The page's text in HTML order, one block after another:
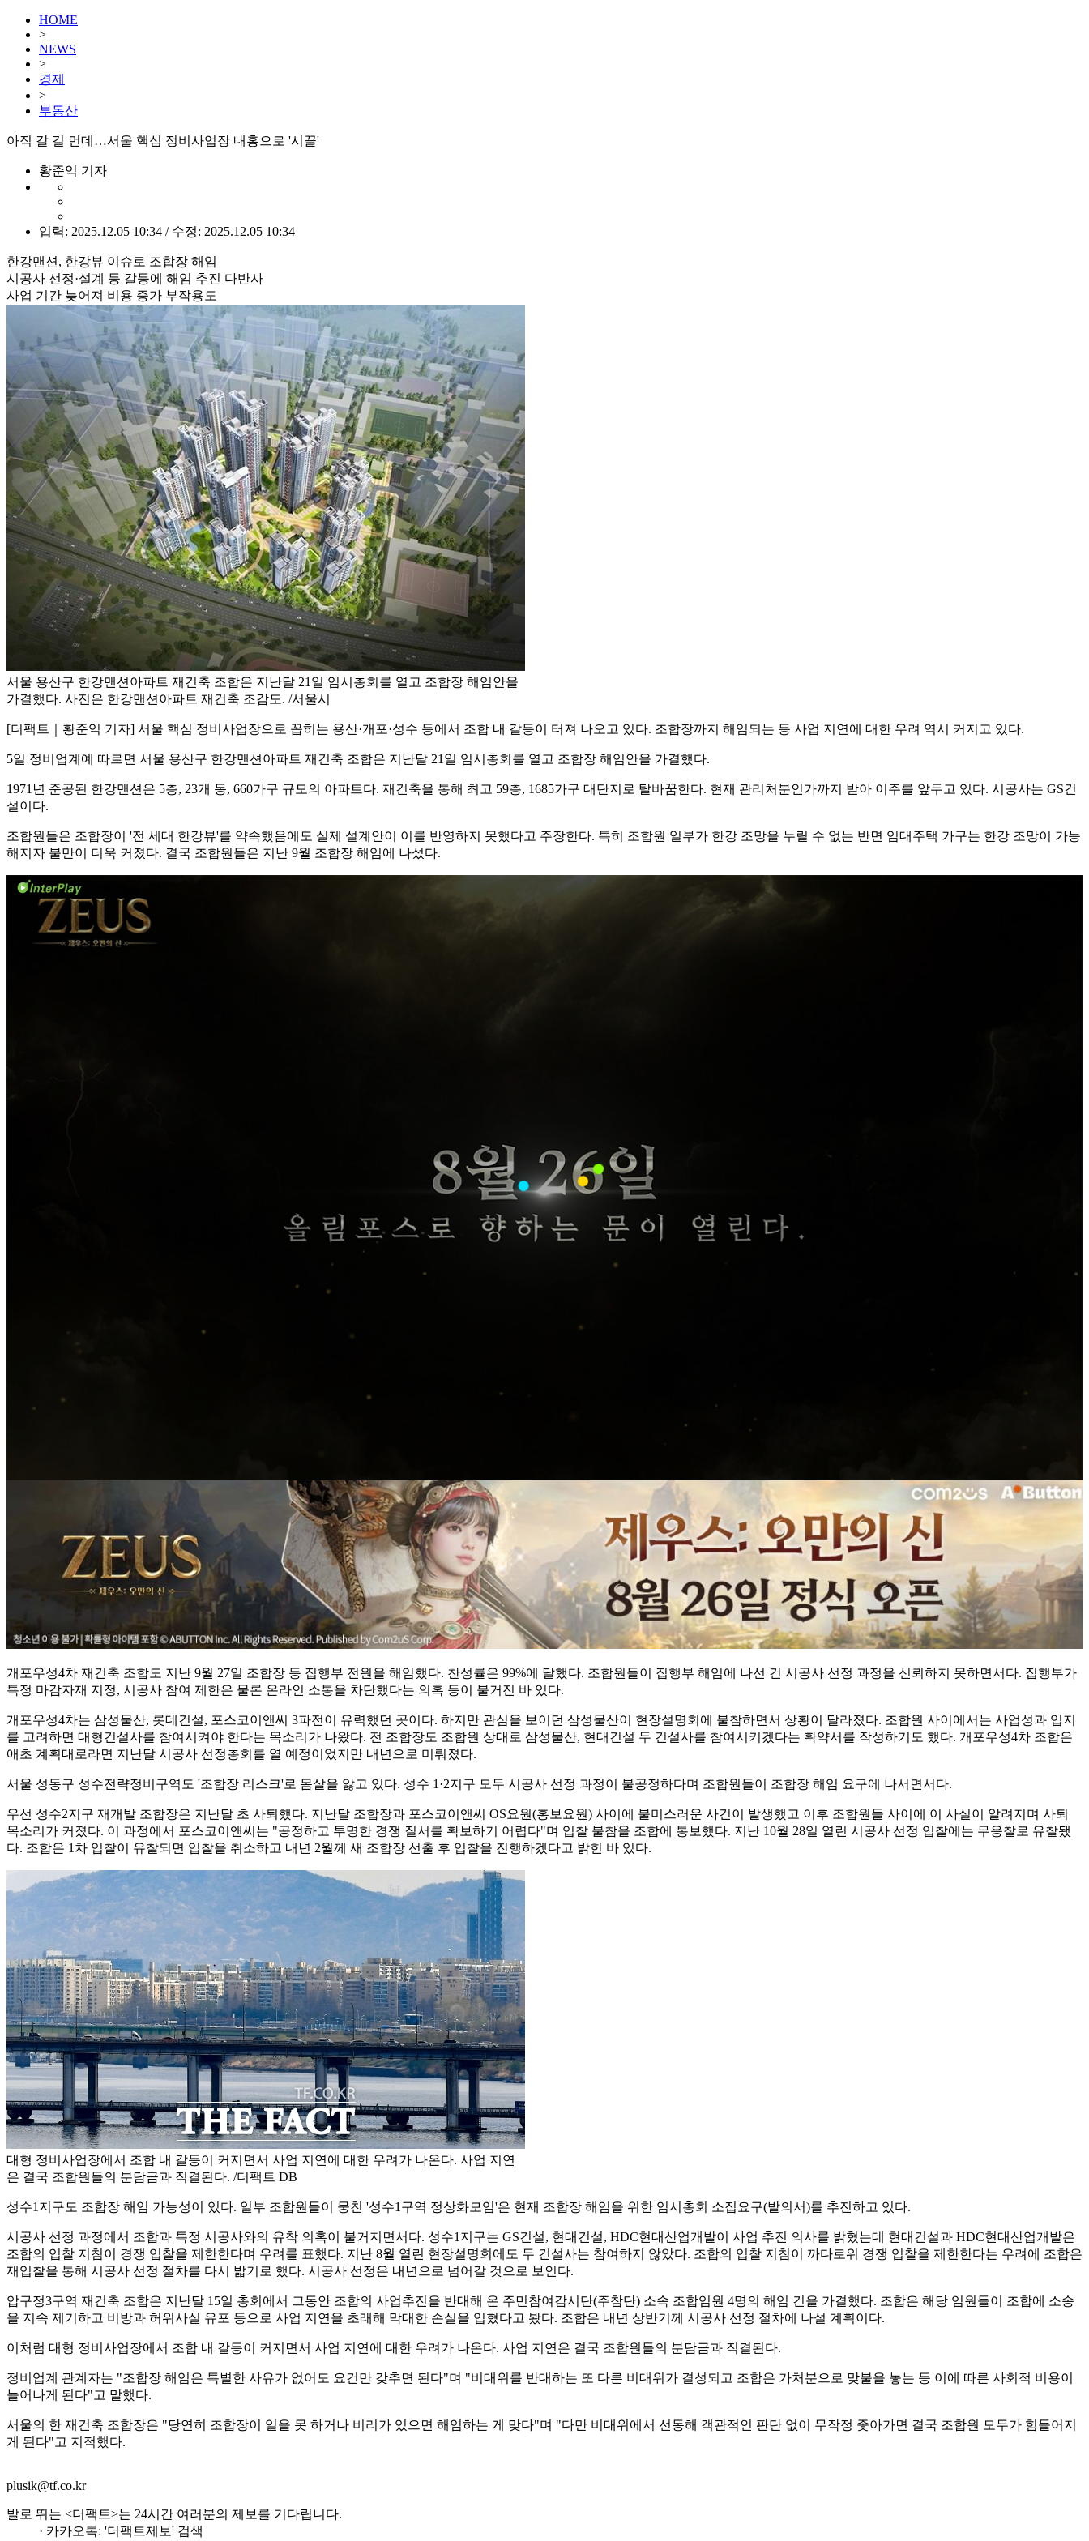
HOME
>
NEWS
>
경제
>
부동산
아직 갈 길 먼데…서울 핵심 정비사업장 내홍으로 '시끌'
황준익 기자
입력: 2025.12.05 10:34 / 수정: 2025.12.05 10:34
한강맨션, 한강뷰 이슈로 조합장 해임
시공사 선정·설계 등 갈등에 해임 추진 다반사
사업 기간 늦어져 비용 증가 부작용도
서울 용산구 한강맨션아파트 재건축 조합은 지난달 21일 임시총회를 열고 조합장 해임안을
가결했다. 사진은 한강맨션아파트 재건축 조감도. /서울시
[더팩트｜황준익 기자] 서울 핵심 정비사업장으로 꼽히는 용산·개포·성수 등에서 조합 내 갈등이 터져 나오고 있다. 조합장까지 해임되는 등 사업 지연에 대한 우려 역시 커지고 있다.
5일 정비업계예 따르면 서울 용산구 한강맨션아파트 재건축 조합은 지난달 21일 임시총회를 열고 조합장 해임안을 가결했다.
1971년 준공된 한강맨션은 5층, 23개 동, 660가구 규모의 아파트다. 재건축을 통해 최고 59층, 1685가구 대단지로 탈바꿈한다. 현재 관리처분인가까지 받아 이주를 앞두고 있다. 시공사는 GS건
설이다.
조합원들은 조합장이 '전 세대 한강뷰'를 약속했음에도 실제 설계안이 이를 반영하지 못했다고 주장한다. 특히 조합원 일부가 한강 조망을 누릴 수 없는 반면 임대주택 가구는 한강 조망이 가능
해지자 불만이 더욱 커졌다. 결국 조합원들은 지난 9월 조합장 해임에 나섰다.
개포우성4차 재건축 조합도 지난 9월 27일 조합장 등 집행부 전원을 해임했다. 찬성률은 99%에 달했다. 조합원들이 집행부 해임에 나선 건 시공사 선정 과정을 신뢰하지 못하면서다. 집행부가
특정 마감자재 지정, 시공사 참여 제한은 물론 온라인 소통을 차단했다는 의혹 등이 불거진 바 있다.
개포우성4차는 삼성물산, 롯데건설, 포스코이앤씨 3파전이 유력했던 곳이다. 하지만 관심을 보이던 삼성물산이 현장설명회에 불참하면서 상황이 달라졌다. 조합원 사이에서는 사업성과 입지
를 고려하면 대형건설사를 참여시켜야 한다는 목소리가 나왔다. 전 조합장도 조합원 상대로 삼성물산, 현대건설 두 건설사를 참여시키겠다는 확약서를 작성하기도 했다. 개포우성4차 조합은
애초 계획대로라면 지난달 시공사 선정총회를 열 예정이었지만 내년으로 미뤄졌다.
서울 성동구 성수전략정비구역도 '조합장 리스크'로 몸살을 앓고 있다. 성수 1·2지구 모두 시공사 선정 과정이 불공정하다며 조합원들이 조합장 해임 요구에 나서면서다.
우선 성수2지구 재개발 조합장은 지난달 초 사퇴했다. 지난달 조합장과 포스코이앤씨 OS요원(홍보요원) 사이에 불미스러운 사건이 발생했고 이후 조합원들 사이에 이 사실이 알려지며 사퇴
목소리가 커졌다. 이 과정에서 포스코이앤씨는 "공정하고 투명한 경쟁 질서를 확보하기 어렵다"며 입찰 불참을 조합에 통보했다. 지난 10월 28일 열린 시공사 선정 입찰에는 무응찰로 유찰됐
다. 조합은 1차 입찰이 유찰되면 입찰을 취소하고 내년 2월께 새 조합장 선출 후 입찰을 진행하겠다고 밝힌 바 있다.
대형 정비사업장에서 조합 내 갈등이 커지면서 사업 지연에 대한 우려가 나온다. 사업 지연
은 결국 조합원들의 분담금과 직결된다. /더팩트 DB
성수1지구도 조합장 해임 가능성이 있다. 일부 조합원들이 뭉친 '성수1구역 정상화모임'은 현재 조합장 해임을 위한 임시총회 소집요구(발의서)를 추진하고 있다.
시공사 선정 과정에서 조합과 특정 시공사와의 유착 의혹이 불거지면서다. 성수1지구는 GS건설, 현대건설, HDC현대산업개발이 사업 추진 의사를 밝혔는데 현대건설과 HDC현대산업개발은
조합의 입찰 지침이 경쟁 입찰을 제한한다며 우려를 표했다. 지난 8월 열린 현장설명회에도 두 건설사는 참여하지 않았다. 조합의 입찰 지침이 까다로워 경쟁 입찰을 제한한다는 우려에 조합은
재입찰을 통해 시공사 선정 절차를 다시 밟기로 했다. 시공사 선정은 내년으로 넘어갈 것으로 보인다.
압구정3구역 재건축 조합은 지난달 15일 총회에서 그동안 조합의 사업추진을 반대해 온 주민참여감시단(주참단) 소속 조합임원 4명의 해임 건을 가결했다. 조합은 해당 임원들이 조합에 소송
을 지속 제기하고 비방과 허위사실 유포 등으로 사업 지연을 초래해 막대한 손실을 입혔다고 봤다. 조합은 내년 상반기께 시공사 선정 절차에 나설 계획이다.
이처럼 대형 정비사업장에서 조합 내 갈등이 커지면서 사업 지연에 대한 우려가 나온다. 사업 지연은 결국 조합원들의 분담금과 직결된다.
정비업계 관계자는 "조합장 해임은 특별한 사유가 없어도 요건만 갖추면 된다"며 "비대위를 반대하는 또 다른 비대위가 결성되고 조합은 가처분으로 맞불을 놓는 등 이에 따른 사회적 비용이
늘어나게 된다"고 말했다.
서울의 한 재건축 조합장은 "당연히 조합장이 일을 못 하거나 비리가 있으면 해임하는 게 맞다"며 "다만 비대위에서 선동해 객관적인 판단 없이 무작정 좇아가면 결국 조합원 모두가 힘들어지
게 된다"고 지적했다.
plusik@tf.co.kr
발로 뛰는 <더팩트>는 24시간 여러분의 제보를 기다립니다.
· 카카오톡: '더팩트제보' 검색